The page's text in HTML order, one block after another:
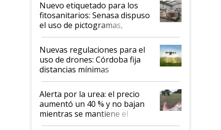
Nuevo etiquetado para los
fitosanitarios: Senasa dispuso
el uso de pictogramas,
palabras de advertencia e
indicaciones
Nuevas regulaciones para el
uso de drones: Córdoba fija
distancias mínimas
Alerta por la urea: el precio
aumentó un 40 % y no bajan
mientras se mantiene el
conflicto en Medio Oriente